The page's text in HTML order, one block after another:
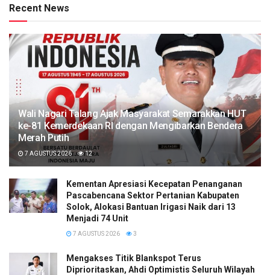
Recent News
Wali Nagari Talang Ajak Masyarakat Semarakkan HUT
ke-81 Kemerdekaan RI dengan Mengibarkan Bendera
Merah Putih
7 AGUSTUS 2026 12
Kementan Apresiasi Kecepatan Penanganan
Pascabencana Sektor Pertanian Kabupaten
Solok, Alokasi Bantuan Irigasi Naik dari 13
Menjadi 74 Unit
7 AGUSTUS 2026 3
Mengakses Titik Blankspot Terus
Diprioritaskan, Ahdi Optimistis Seluruh Wilayah